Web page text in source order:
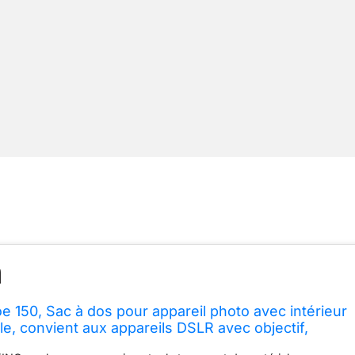
150, Sac à dos pour appareil photo avec intérieur
convient aux appareils DSLR avec objectif,